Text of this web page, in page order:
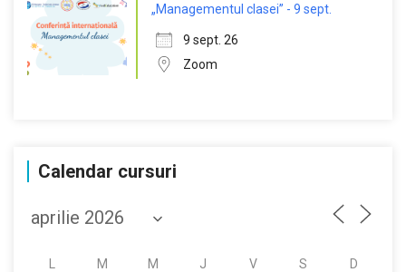
„Managementul clasei” - 9 sept.
9 sept. 26
Zoom
Calendar cursuri
L M M J V S D